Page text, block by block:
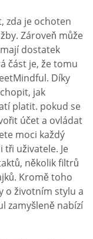
zda je ochoten
Zároveň může
dostatek
část je, že tomu
Díky
jak
platit. pokud se
účet a ovládat
moci každý
uživatele. Je
několik filtrů
Kromě toho
o životním stylu a
zamyšleně nabízí